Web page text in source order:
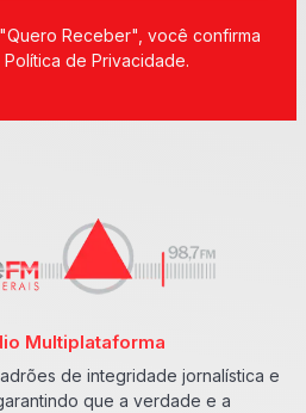
Receber", você confirma
de Privacidade.
Multiplataforma
de integridade jornalística e
que a verdade e a